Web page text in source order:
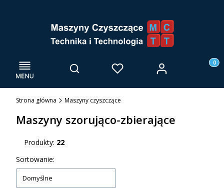
Menu Otwórz wyszukiwarkę
Szukaj Ulubione Zaloguj się
Strona główna Maszyny czyszczące
Maszyny szorująco-zbierające
Produkty: 22
Lista produktów
Sortowanie:
Domyślne